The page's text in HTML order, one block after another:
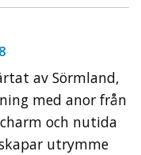
av Sörmland,
med anor från
och nutida
utrymme